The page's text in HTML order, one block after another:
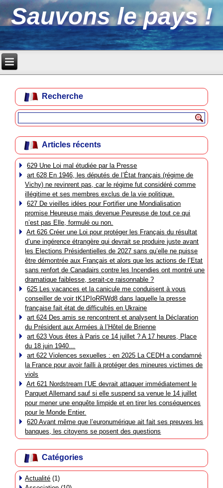
Sauvons le pays !
Recherche
Articles récents
629 Une Loi mal étudiée par la Presse
art 628 En 1946, les députés de l’État français (régime de
Vichy) ne revinrent pas, car le régime fut considéré comme
illégitime et ses membres exclus de la vie politique.
627 De vieilles idées pour Fortifier une Mondialisation
promise Heureuse mais devenue Peureuse de tout ce qui
n’est pas Elle, formulé ou non.
Art 626 Créer une Loi pour protéger les Français du résultat
d’une ingérence étrangère qui devrait se produire juste avant
les Elections Présidentielles de 2027 sans qu’elle ne puisse
être démontrée aux Français et alors que les actions de l’Etat
sans renfort de Canadairs contre les Incendies ont montré une
dramatique faiblesse, serait-ce raisonnable ?
625 Les vacances et la canicule me conduisent à vous
conseiller de voir tK1PIoRRWd8 dans laquelle la presse
française fait état de difficultés en Ukraine
art 624 Des amis se rencontrent et analysent la Déclaration
du Président aux Armées à l’Hôtel de Brienne
art 623 Vous êtes à Paris ce 14 juillet ? A 17 heures, Place
du 18 juin 1940…
art 622 Violences sexuelles : en 2025 La CEDH a condamné
la France pour avoir failli à protéger des mineures victimes de
viols
Art 621 Nordstream l’UE devrait attaquer immédiatement le
Parquet Allemand sauf si elle suspend sa venue le 14 juillet
pour mener une enquête limpide et en tirer les conséquences
pour le Monde Entier.
620 Avant même que l’euronumérique ait fait ses preuves les
banques, les citoyens se posent des questions
Catégories
Actualité (1)